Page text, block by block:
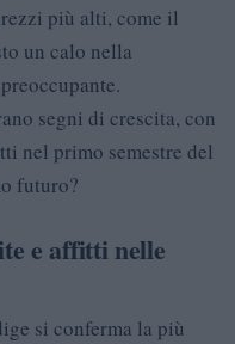
più alti, come il
un calo nella
segni di crescita, con
nel primo semestre del
futuro?
e affitti nelle
si conferma la più